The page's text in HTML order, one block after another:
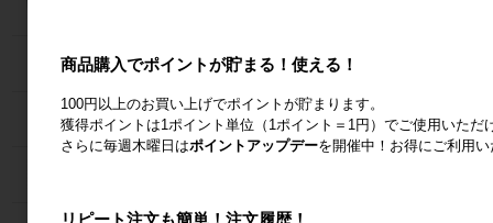
６輪台車
ラック
商品購入でポイントが貯まる！使える！
100円以上のお買い上げでポイントが貯まります。
獲得ポイントは1ポイント単位（1ポイント＝1円）でご使用いただ
さらに毎週木曜日はポイントアップデーを開催中！お得にご利用